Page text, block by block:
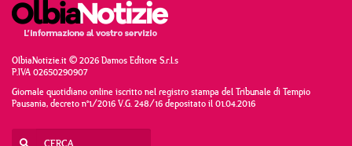
OlbiaNotizie.it © 2026 Damos Editore S.r.l.s
P.IVA 02650290907
Giornale quotidiano online iscritto nel registro stampa del Tribunale di Tempio
Pausania, decreto n°1/2016 V.G. 248/16 depositato il 01.04.2016